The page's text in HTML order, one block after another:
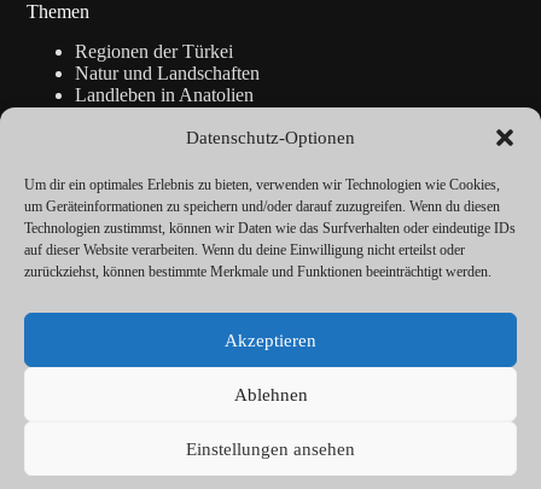
Datenschutz-Optionen
Um dir ein optimales Erlebnis zu bieten, verwenden wir Technologien wie Cookies,
um Geräteinformationen zu speichern und/oder darauf zuzugreifen. Wenn du diesen
Technologien zustimmst, können wir Daten wie das Surfverhalten oder eindeutige IDs
auf dieser Website verarbeiten. Wenn du deine Einwilligung nicht erteilst oder
zurückziehst, können bestimmte Merkmale und Funktionen beeinträchtigt werden.
Akzeptieren
Ablehnen
Einstellungen ansehen
Themen
Regionen der Türkei
Natur und Landschaften
Landleben in Anatolien
Blickpunkte
Reise-Info
Vorträge
© ANATOLIEN Magazin 2026